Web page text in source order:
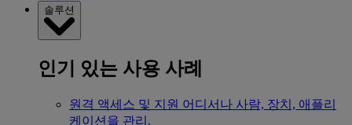
솔루션
인기 있는 사용 사례
원격 액세스 및 지원 어디서나 사람, 장치, 애플리
케이션을 관리.